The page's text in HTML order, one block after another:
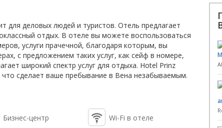
для деловых людей и туристов. Отель предлагает
отдых. В отеле вы можете воспользоваться
услуги прачечной, благодаря которым, вы
с предложением таких услуг, как сейф в номере,
широкий спектр услуг для отдыха. Hotel Prinz
сделает ваше пребывание в Вена незабываемым.
Бизнес-центр Wi-Fi в отеле